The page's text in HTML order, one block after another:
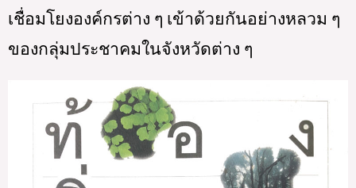
เชื่อมโยงองค์กรต่าง ๆ เข้าด้วยกันอย่างหลวม ๆ
ของกลุ่มประชาคมในจังหวัดต่าง ๆ